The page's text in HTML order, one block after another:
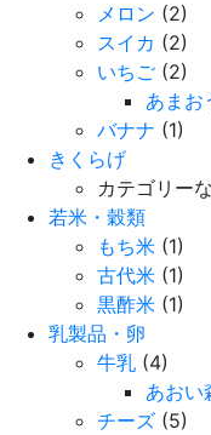
メロン (2)
スイカ (2)
いちご (2)
あまお
バナナ (1)
きくらげ
カテゴリー
若米・穀類
もち米 (1)
古代米 (1)
黒酢米 (1)
乳製品・卵
牛乳 (4)
あおい
チーズ (5)